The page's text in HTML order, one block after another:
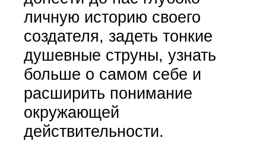
личную историю своего
создателя, задеть тонкие
душевные струны, узнать
больше о самом себе и
расширить понимание
окружающей
действительности.